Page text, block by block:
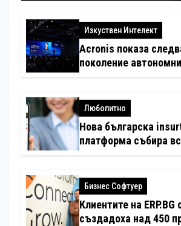
Изкуствен Интелект
Acronis показа
поколение
Любопитно
Нова българска
платформа събира
Бизнес Софтуер
Клиентите на ERP.BG
създадоха над 450